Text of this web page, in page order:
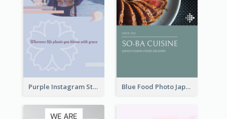
Purple Instagram Story Blue Food Photo Japan Cuisine Instagram Story